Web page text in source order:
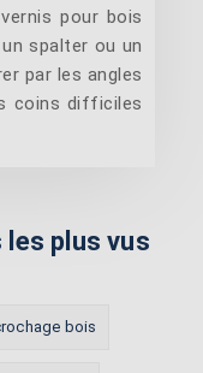
pour bois
spalter ou un
par les angles
coins difficiles
plus vus
bois